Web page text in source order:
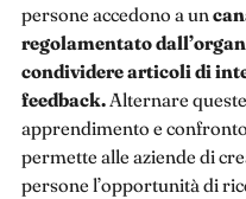
persone accedono a un
regolamentato
condividere articoli di
feedback.Alternare
apprendimento e
permette alle aziende di
persone l’opportunità di